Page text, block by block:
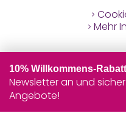
Mehr
10% Willkommens-
Newsletter an und
Angebote!